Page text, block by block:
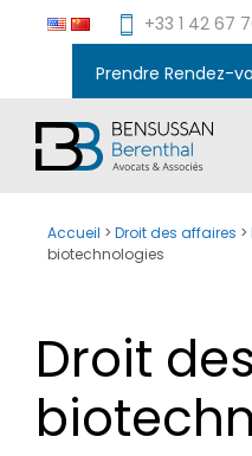
+33 1 42 67
Prendre Rendez-
Accueil > Droit des affaires >
biotechnologies
Droit des